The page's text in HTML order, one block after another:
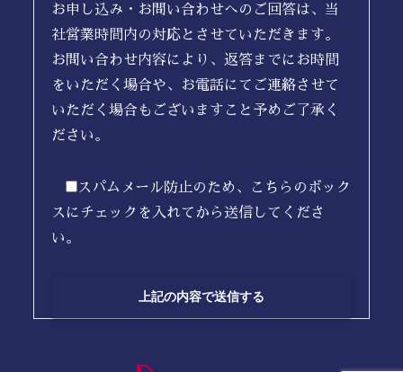
お申し込み・お問い合わせへのご回答は、当
社営業時間内の対応とさせていただきます。
お問い合わせ内容により、返答までにお時間
をいただく場合や、お電話にてご連絡させて
いただく場合もございますこと予めご了承く
ださい。
スパムメール防止のため、こちらのボック
スにチェックを入れてから送信してくださ
い。